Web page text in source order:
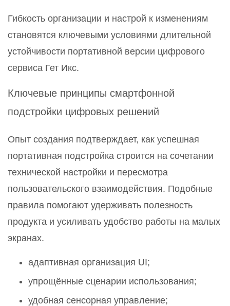
Гибкость организации и настрой к изменениям
становятся ключевыми условиями длительной
устойчивости портативной версии цифрового
сервиса Гет Икс.
Ключевые принципы смартфонной
подстройки цифровых решений
Опыт создания подтверждает, как успешная
портативная подстройка строится на сочетании
технической настройки и пересмотра
пользовательского взаимодействия. Подобные
правила помогают удерживать полезность
продукта и усиливать удобство работы на малых
экранах.
адаптивная организация UI;
упрощённые сценарии использования;
удобная сенсорная управление;